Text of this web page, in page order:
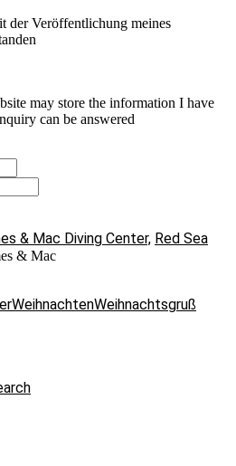
der Veröffentlichung meines
may store the information I have
can be answered
& Mac Diving Center, Red Sea
& Mac
WeihnachtenWeihnachtsgruß